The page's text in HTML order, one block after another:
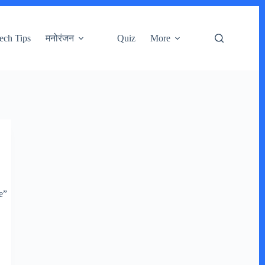
Tips मनोरंजन Quiz More